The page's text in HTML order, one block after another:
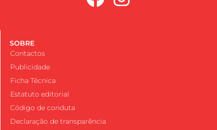
SOBRE
Contactos
Publicidade
Ficha Técnica
Estatuto editorial
Código de conduta
Declaração de transparência